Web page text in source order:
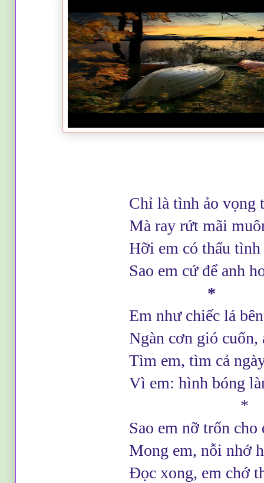
Chỉ là tình ảo vọng
Mà ray rứt mãi
Hỡi em có thấu tình
Sao em cứ để anh
*
Em như chiếc lá
Ngàn cơn gió
Tìm em, tìm cả
Vì em: hình bóng
*
Sao em nỡ trốn cho
Mong em, nỗi nhớ
Đọc xong, em chớ